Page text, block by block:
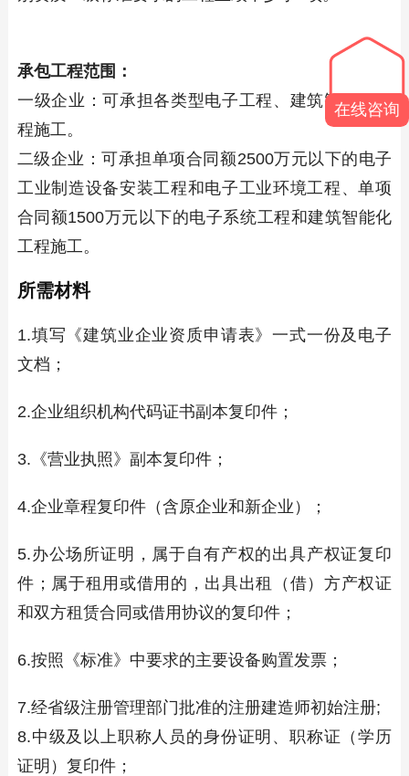
承包工程范围：
一级企业：可承担各类型电子工程、建筑智能化工
程施工。
二级企业：可承担单项合同额2500万元以下的电子
工业制造设备安装工程和电子工业环境工程、单项
合同额1500万元以下的电子系统工程和建筑智能化
工程施工。
所需材料
1.填写《建筑业企业资质申请表》一式一份及电子
文档；
2.企业组织机构代码证书副本复印件；
3.《营业执照》副本复印件；
4.企业章程复印件（含原企业和新企业）；
5.办公场所证明，属于自有产权的出具产权证复印
件；属于租用或借用的，出具出租（借）方产权证
和双方租赁合同或借用协议的复印件；
6.按照《标准》中要求的主要设备购置发票；
7.经省级注册管理部门批准的注册建造师初始注册;
8.中级及以上职称人员的身份证明、职称证（学历
证明）复印件；
在线咨询